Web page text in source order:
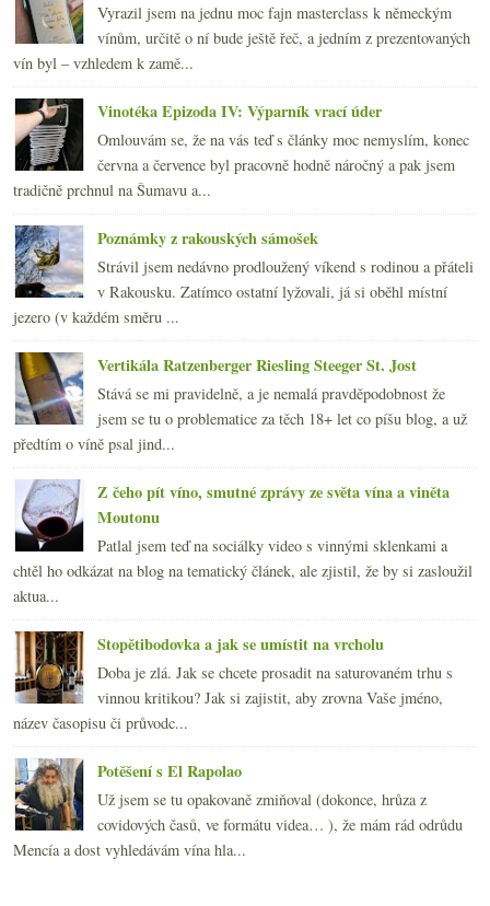
Vyrazil jsem na jednu moc fajn masterclass k německým
vínům, určitě o ní bude ještě řeč, a jedním z prezentovaných
vín byl – vzhledem k zamě...
Vinotéka Epizoda IV: Výparník vrací úder
Omlouvám se, že na vás teď s články moc nemyslím, konec
června a července byl pracovně hodně náročný a pak jsem
tradičně prchnul na Šumavu a...
Poznámky z rakouských sámošek
Strávil jsem nedávno prodloužený víkend s rodinou a přáteli
v Rakousku. Zatímco ostatní lyžovali, já si oběhl místní
jezero (v každém směru ...
Vertikála Ratzenberger Riesling Steeger St. Jost
Stává se mi pravidelně, a je nemalá pravděpodobnost že
jsem se tu o problematice za těch 18+ let co píšu blog, a už
předtím o víně psal jind...
Z čeho pít víno, smutné zprávy ze světa vína a viněta
Moutonu
Patlal jsem teď na sociálky video s vinnými sklenkami a
chtěl ho odkázat na blog na tematický článek, ale zjistil, že by si zasloužil
aktua...
Stopětibodovka a jak se umístit na vrcholu
Doba je zlá. Jak se chcete prosadit na saturovaném trhu s
vinnou kritikou? Jak si zajistit, aby zrovna Vaše jméno,
název časopisu či průvodc...
Potěšení s El Rapolao
Už jsem se tu opakovaně zmiňoval (dokonce, hrůza z
covidových časů, ve formátu videa… ), že mám rád odrůdu
Mencía a dost vyhledávám vína hla...